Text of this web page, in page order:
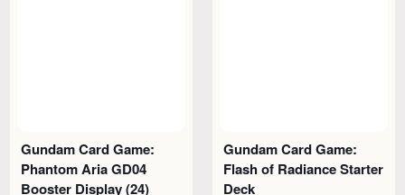
Gundam Card Game:
Phantom Aria GD04
Booster Display (24)
Gundam Card Game:
Flash of Radiance Starter
Deck